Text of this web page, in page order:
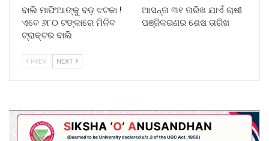
ବାଲି ମାଫିଆଙ୍କୁ ବଡ଼ ଝଟକା !
ଏବେ ୬୮୦ ଟଙ୍କାରେ ମିଳିବ
ଟ୍ରାକ୍ଟର ବାଲି
ଆସନ୍ତା ୩୧ ତାରିଖ ଯାଏଁ ଚାଷୀ
ପଞ୍ଜିକରଣର ଶେଷ ତାରିଖ
PREV NEXT